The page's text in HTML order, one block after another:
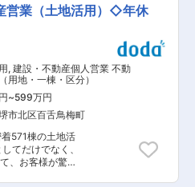
センティブとして
す（数十万〜百
ト工事とはダクト
ダクトとは気体
どに設置される
はありません。
よって空気の流
に欠かせないも
からの汚水、台所
浄化して河川に
現在でも下水道
在しています。
するように浄化
工事とは、その
ことです
ョブローテーシ
に応じて職種変
作業を分業した
た対策を実施し
減らして業務効
は会社全体とし
の残業時間は実
ております。 ※
間の実態の把
続黒字の安定企
！ ・賞与3.5〜4
ルメンテナンス
営業（土地活用）◇年休
, 建設・不動産個人営業 不動
用地・一棟・区分）
~599万円
市北区百舌鳥梅町
571棟の土地活
てだけでなく、
、お客様が驚く